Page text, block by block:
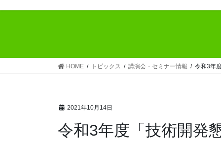
ス
ン
HOME トピックス 講演会・セミナー情報 令和3年
2021年10月14日
令和3年度「技術開発